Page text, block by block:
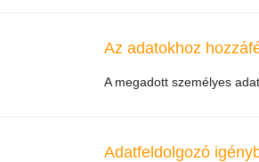
Az adatokhoz
A megadott személyes
Adatfeldolgozó